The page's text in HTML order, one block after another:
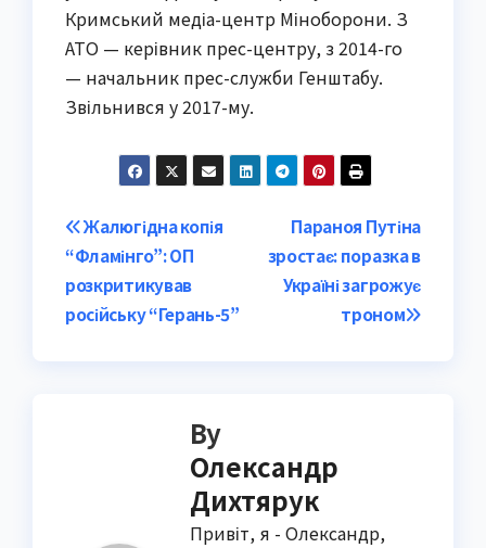
Кримський медіа-центр Міноборони. З
АТО — керівник прес-центру, з 2014-го
— начальник прес-служби Генштабу.
Звільнився у 2017-му.
Post
navigation
Параноя Путіна
зростає: поразка в
Україні загрожує
троном
Жалюгідна копія
“Фламінго”: ОП
розкритикував
російську “Герань-5”
By
Олександр
Дихтярук
Привіт, я - Олександр,